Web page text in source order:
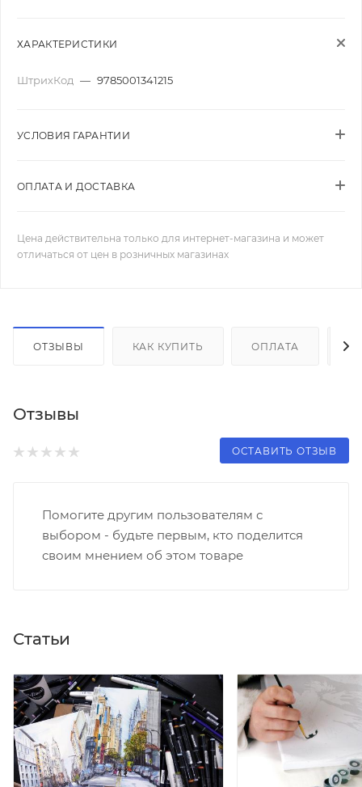
ХАРАКТЕРИСТИКИ
ШтрихКод — 9785001341215
УСЛОВИЯ ГАРАНТИИ
ОПЛАТА И ДОСТАВКА
Цена действительна только для интернет-магазина и может
отличаться от цен в розничных магазинах
ОТЗЫВЫ КАК КУПИТЬ ОПЛАТА
Отзывы
ОСТАВИТЬ ОТЗЫВ
Помогите другим пользователям с
выбором - будьте первым, кто поделится
своим мнением об этом товаре
Статьи